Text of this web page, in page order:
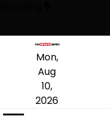
content
Mon,
Aug
10,
2026